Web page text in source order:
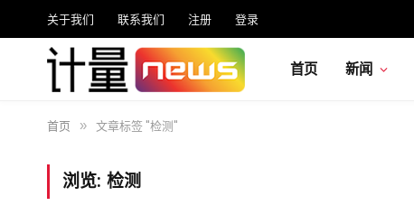
关于我们 联系我们 注册 登录
首页 新闻
首页 » 文章标签 "检测"
浏览: 检测